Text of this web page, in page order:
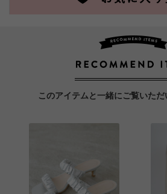
このアイテムと一緒にご覧いた